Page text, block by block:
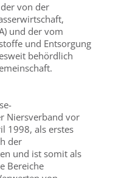
von der
und der vom
und Entsorgung
behördlich
Niersverband vor
1998, als erstes
der
und ist somit als
Bereiche